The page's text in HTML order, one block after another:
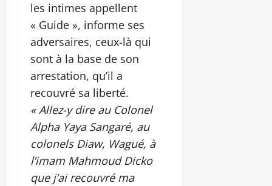
les intimes appellent
« Guide », informe ses
adversaires, ceux-là qui
sont à la base de son
arrestation, qu’il a
recouvré sa liberté.
« Allez-y dire au Colonel
Alpha Yaya Sangaré, au
colonels Diaw, Wagué, à
l’imam Mahmoud Dicko
que j’ai recouvré ma